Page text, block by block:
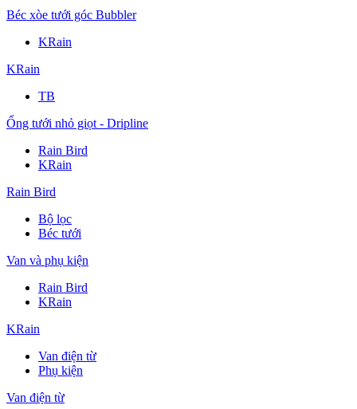
Béc xòe tưới góc Bubbler
KRain
KRain
TB
Ống tưới nhỏ giọt - Dripline
Rain Bird
KRain
Rain Bird
Bộ lọc
Béc tưới
Van và phụ kiện
Rain Bird
KRain
KRain
Van điện từ
Phụ kiện
Van điện từ